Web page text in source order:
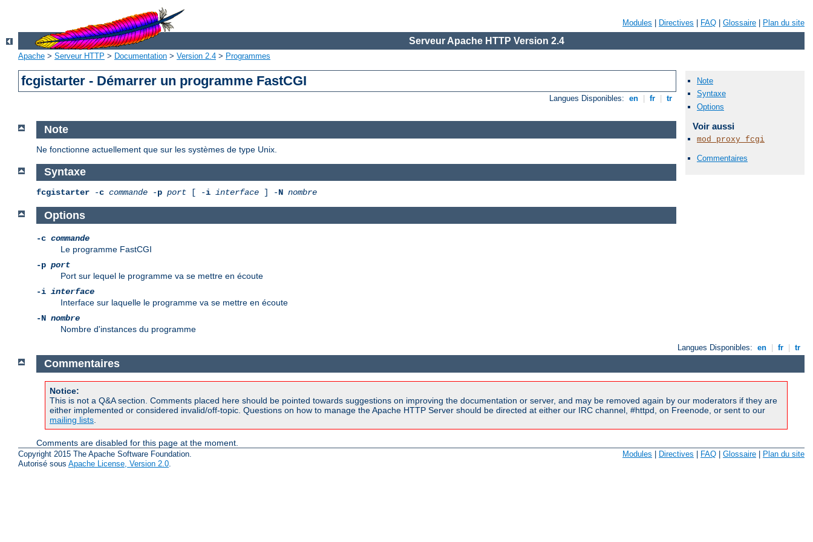
Modules Directives FAQ Glossaire Plan du site
Serveur Apache HTTP Version 2.4
Apache > Serveur HTTP > Documentation > Version 2.4 > Programmes
fcgistarter - Démarrer un programme FastCGI
Langues Disponibles: en fr tr
Note
Syntaxe
Options
Voir aussi
mod_proxy_fcgi
Commentaires
Note
Ne fonctionne actuellement que sur les systèmes de type Unix.
Syntaxe
fcgistarter -c commande -p port [ -i interface ] -N nombre
Options
-c commande
Le programme FastCGI
-p port
Port sur lequel le programme va se mettre en écoute
-i interface
Interface sur laquelle le programme va se mettre en écoute
-N nombre
Nombre d'instances du programme
Langues Disponibles: en fr tr
Commentaires
Notice:
This is not a Q&A section. Comments placed here should be pointed towards suggestions on improving the documentation or server, and may be removed again by our moderators if they are
either implemented or considered invalid/off-topic. Questions on how to manage the Apache HTTP Server should be directed at either our IRC channel, #httpd, on Freenode, or sent to our
mailing lists
Comments are disabled for this page at the moment.
Copyright 2015 The Apache Software Foundation.
Autorisé sous Apache License, Version 2.0.
Modules Directives FAQ Glossaire Plan du site